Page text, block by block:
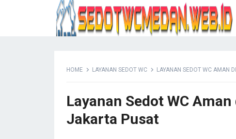
HOME LAYANAN SEDOT WC LAYANAN SEDOT WC AMAN
Layanan Sedot WC
Jakarta Pusat